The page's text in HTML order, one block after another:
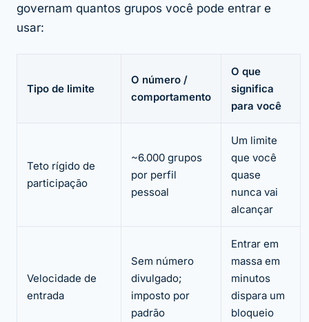
governam quantos grupos você pode entrar e
usar:
Tipo de limite
O número /
comportamento
O que
significa
para você
Teto rígido de
participação
~6.000 grupos
por perfil
pessoal
Um limite
que você
quase
nunca vai
alcançar
Velocidade de
entrada
Sem número
divulgado;
imposto por
padrão
Entrar em
massa em
minutos
dispara um
bloqueio